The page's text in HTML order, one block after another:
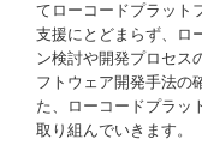
てローコードプラット
支援にとどまらず、ロ
ン検討や開発プロセス
フトウェア開発手法の
た、ローコードプラッ
取り組んでいきます。